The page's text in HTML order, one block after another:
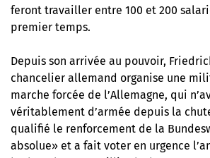
feront travailler entre 100 et 200
premier temps.
Depuis son arrivée au pouvoir,
chancelier allemand organise une
marche forcée de l’Allemagne, qui
véritablement d’armée depuis la
qualifié le renforcement de la
absolue» et a fait voter en urgence